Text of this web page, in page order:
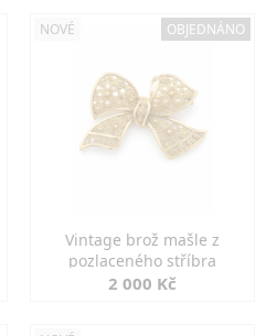
NOVÉ OBJEDNÁNO
Vintage brož mašle z
pozlaceného stříbra
2 000 Kč